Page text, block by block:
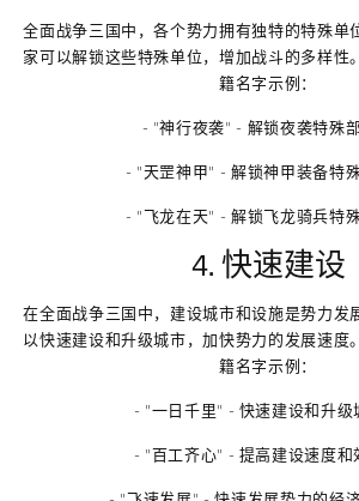
全面战争三国中，各个势力拥有独特的特殊单
家可以解锁这些特殊单位，增加战斗的多样性
籍名字示例：
- "神行夜袭" - 解锁夜袭特殊部
- "天罡神甲" - 解锁神甲装备特殊
- "飞龙在天" - 解锁飞龙骑兵特殊
4. 快速建设
在全面战争三国中，建设城市和设施是势力发
以快速建设和升级城市，加快势力的发展速度
籍名字示例：
- "一日千里" - 快速建设和升级
- "百工齐心" - 提高建设速度和